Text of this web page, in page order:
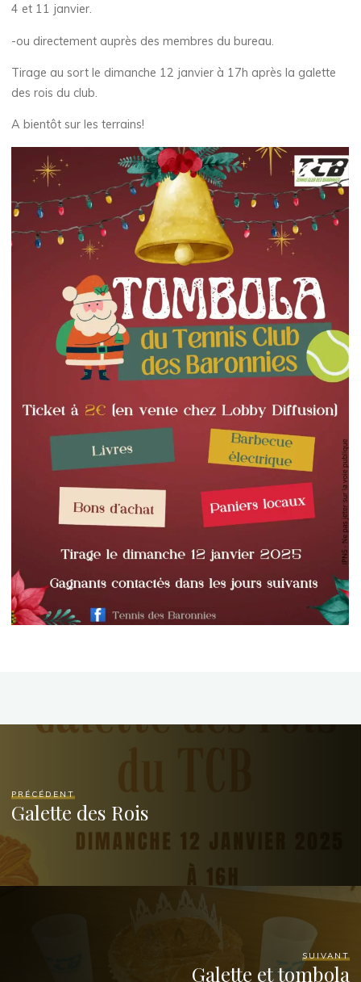
4 et 11 janvier.
-ou directement auprès des membres du bureau.
Tirage au sort le dimanche 12 janvier à 17h après la galette
des rois du club.
A bientôt sur les terrains!
PRÉCÉDENT
Galette des Rois
SUIVANT
Galette et tombola